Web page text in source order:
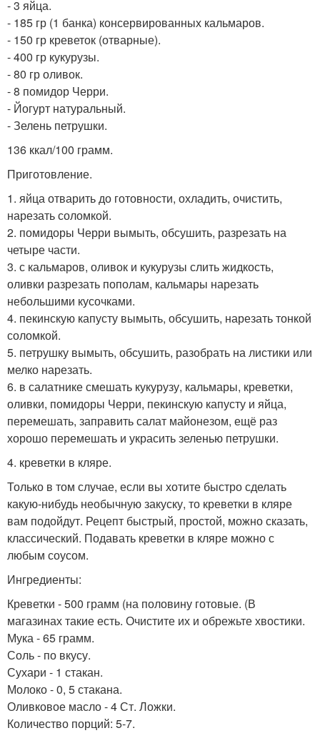
- 3 яйца.
- 185 гр (1 банка) консервированных кальмаров.
- 150 гр креветок (отварные).
- 400 гр кукурузы.
- 80 гр оливок.
- 8 помидор Черри.
- Йогурт натуральный.
- Зелень петрушки.
136 ккал/100 грамм.
Приготовление.
1. яйца отварить до готовности, охладить, очистить,
нарезать соломкой.
2. помидоры Черри вымыть, обсушить, разрезать на
четыре части.
3. с кальмаров, оливок и кукурузы слить жидкость,
оливки разрезать пополам, кальмары нарезать
небольшими кусочками.
4. пекинскую капусту вымыть, обсушить, нарезать тонкой
соломкой.
5. петрушку вымыть, обсушить, разобрать на листики или
мелко нарезать.
6. в салатнике смешать кукурузу, кальмары, креветки,
оливки, помидоры Черри, пекинскую капусту и яйца,
перемешать, заправить салат майонезом, ещё раз
хорошо перемешать и украсить зеленью петрушки.
4. креветки в кляре.
Только в том случае, если вы хотите быстро сделать
какую-нибудь необычную закуску, то креветки в кляре
вам подойдут. Рецепт быстрый, простой, можно сказать,
классический. Подавать креветки в кляре можно с
любым соусом.
Ингредиенты:
Креветки - 500 грамм (на половину готовые. (В
магазинах такие есть. Очистите их и обрежьте хвостики.
Мука - 65 грамм.
Соль - по вкусу.
Сухари - 1 стакан.
Молоко - 0, 5 стакана.
Оливковое масло - 4 Ст. Ложки.
Количество порций: 5-7.